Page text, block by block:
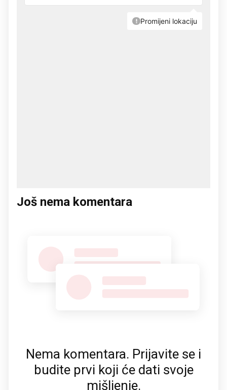
Još nema komentara
Nema komentara. Prijavite se i
budite prvi koji će dati svoje
mišljenje.